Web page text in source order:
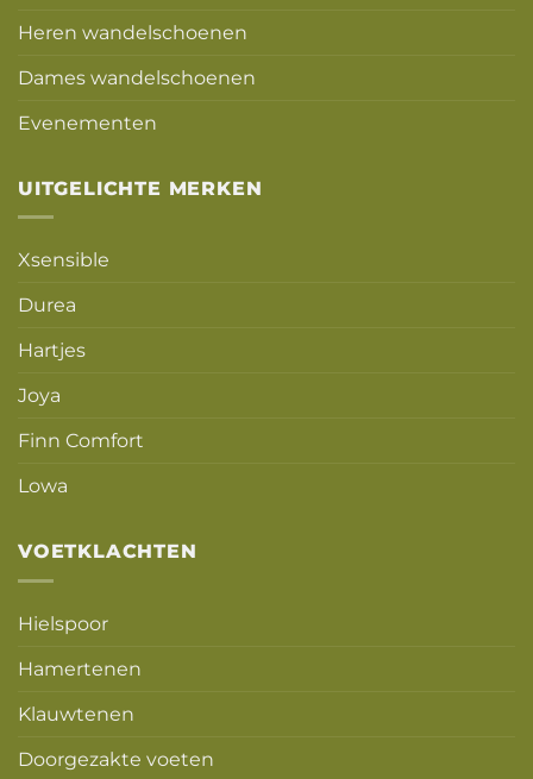
Heren wandelschoenen
Dames wandelschoenen
Evenementen
UITGELICHTE MERKEN
Xsensible
Durea
Hartjes
Joya
Finn Comfort
Lowa
VOETKLACHTEN
Hielspoor
Hamertenen
Klauwtenen
Doorgezakte voeten